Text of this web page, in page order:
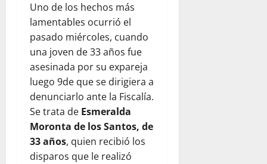
Uno de los hechos más
lamentables ocurrió el
pasado miércoles, cuando
una joven de 33 años fue
asesinada por su expareja
luego 9de que se dirigiera a
denunciarlo ante la Fiscalía.
Se trata de Esmeralda
Moronta de los Santos, de
33 años, quien recibió los
disparos que le realizó